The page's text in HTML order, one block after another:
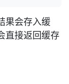
果会存入缓
直接返回缓存